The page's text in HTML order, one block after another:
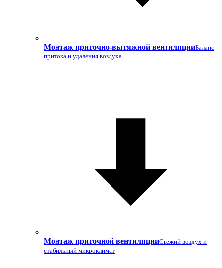
Монтаж приточно-вытяжной вентиляцииБаланс
притока и удаления воздуха
Монтаж приточной вентиляцииСвежий воздух и
стабильный микроклимат